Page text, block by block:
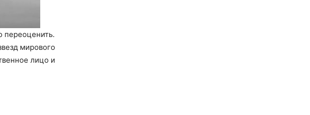
переоценить.
мирового
лицо и